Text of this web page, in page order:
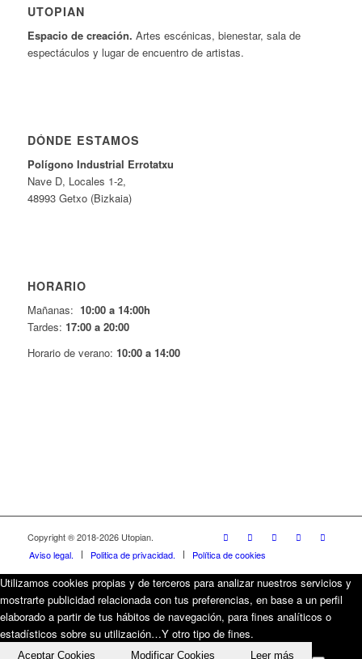
UTOPIAN
Espacio de creación. Artes escénicas, bienestar, sala de
espectáculos y lugar de encuentro de artistas.
DÓNDE ESTAMOS
Polígono Industrial Errotatxu
Nave D, Locales 1-2,
48993 Getxo (Bizkaia)
HORARIO
Mañanas: 10:00 a 14:00h
Tardes: 17:00 a 20:00
Horario de verano: 10:00 a 14:00
Copyright ® 2018-2026 Utopian.
Aviso legal.
Politica de privacidad. Política de cookies
Utilizamos cookies propias y de terceros para analizar nuestros servicios y
mostrarte publicidad relacionada con tus preferencias, en base a un perfil
elaborado a partir de tus hábitos de navegación, para fines analíticos o
estadísticos sobre su utilización…Y otro tipo de fines.
Aceptar Cookies Modificar Cookies Leer más